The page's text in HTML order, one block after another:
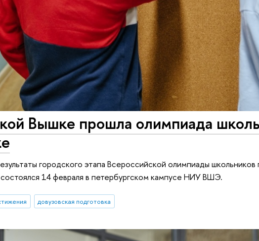
Вышке прошла олимпиада
городского этапа Всероссийской олимпиады
14 февраля в петербургском кампусе НИУ ВШЭ.
довузовская подготовка